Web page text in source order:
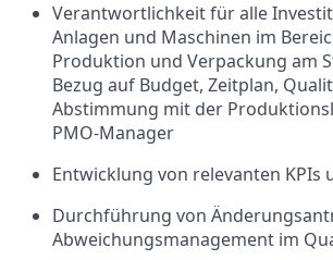
Verantwortlichkeit für alle
Anlagen und Maschinen im
Produktion und Verpackung am
Bezug auf Budget, Zeitplan,
Abstimmung mit der
PMO-Manager
Entwicklung von relevanten KPIs
Durchführung von
Abweichungsmanagement im